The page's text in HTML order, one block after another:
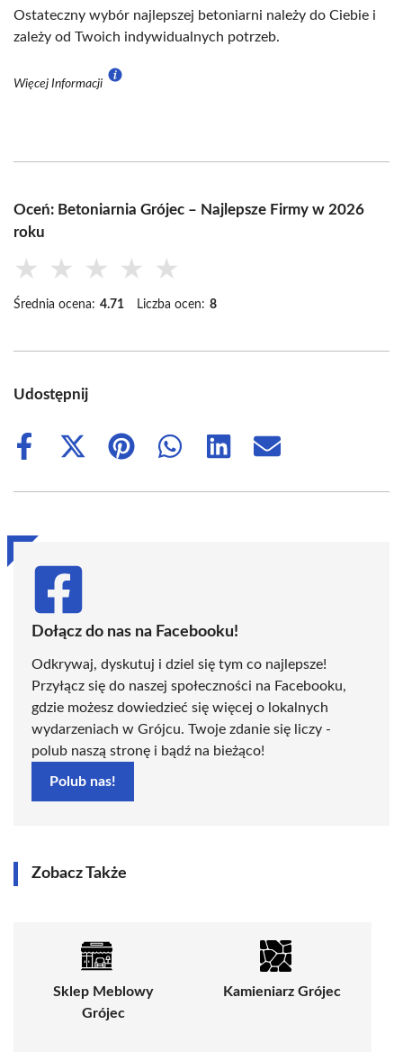
Ostateczny wybór najlepszej betoniarni należy do Ciebie i
zależy od Twoich indywidualnych potrzeb.
Więcej Informacji
Oceń: Betoniarnia Grójec – Najlepsze Firmy w 2026
roku
★ ★ ★ ★ ★
Średnia ocena: 4.71 Liczba ocen: 8
Udostępnij
Share
Share
(Twitter)
Share
Share
Share
Share
Dołącz do nas na Facebooku!
Odkrywaj, dyskutuj i dziel się tym co najlepsze!
Przyłącz się do naszej społeczności na Facebooku,
gdzie możesz dowiedzieć się więcej o lokalnych
wydarzeniach w Grójcu. Twoje zdanie się liczy -
polub naszą stronę i bądź na bieżąco!
Polub nas!
Zobacz Także
Sklep Meblowy
Grójec
Kamieniarz Grójec